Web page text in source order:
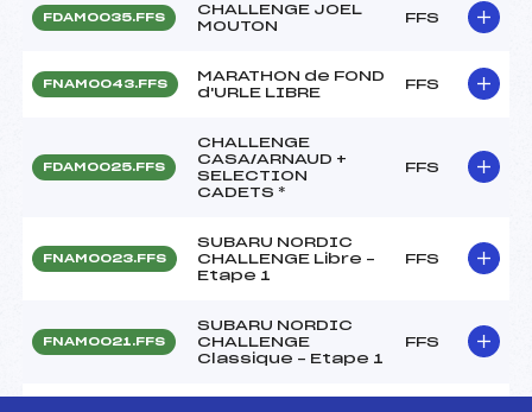
FDAM0035.FFS
CHALLENGE JOEL
MOUTON
FFS
FNAM0043.FFS
MARATHON de FOND
d'URLE LIBRE
FFS
FDAM0025.FFS
CHALLENGE
CASA/ARNAUD +
SELECTION
CADETS *
FFS
FNAM0023.FFS
SUBARU NORDIC
CHALLENGE Libre –
Etape 1
FFS
FNAM0021.FFS
SUBARU NORDIC
CHALLENGE
Classique – Etape 1
FFS